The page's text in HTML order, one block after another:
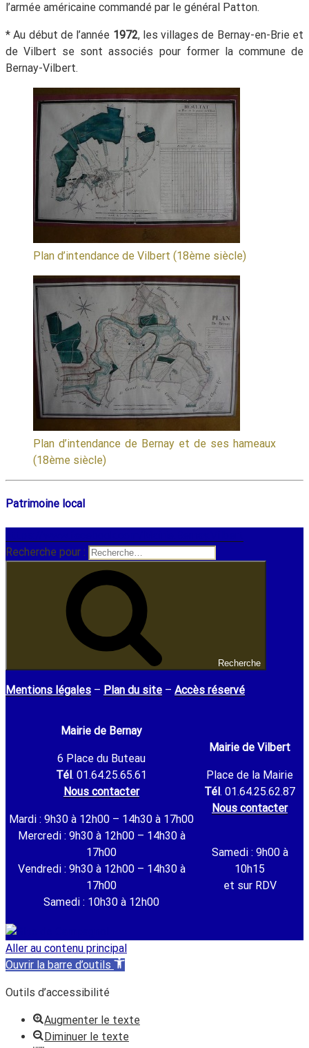
l’armée américaine commandé par le général Patton.
* Au début de l’année 1972, les villages de Bernay-en-Brie et
de Vilbert se sont associés pour former la commune de
Bernay-Vilbert.
Plan d’intendance de Vilbert (18ème siècle)
Plan d’intendance de Bernay et de ses hameaux
(18ème siècle)
Patrimoine local
Recherche pour :
Recherche
Mentions légales – Plan du site – Accès réservé
Mairie de Bernay
6 Place du Buteau
Tél. 01.64.25.65.61
Nous contacter
Mardi : 9h30 à 12h00 – 14h30 à 17h00
Mercredi : 9h30 à 12h00 – 14h30 à
17h00
Vendredi : 9h30 à 12h00 – 14h30 à
17h00
Samedi : 10h30 à 12h00
Mairie de Vilbert
Place de la Mairie
Tél. 01.64.25.62.87
Nous contacter
Samedi : 9h00 à
10h15
et sur RDV
Aller au contenu principal
Ouvrir la barre d’outils
Outils d’accessibilité
Augmenter le texte
Diminuer le texte